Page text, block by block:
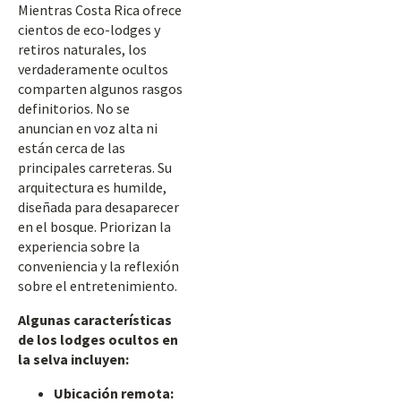
Mientras Costa Rica ofrece
cientos de eco-lodges y
retiros naturales, los
verdaderamente ocultos
comparten algunos rasgos
definitorios. No se
anuncian en voz alta ni
están cerca de las
principales carreteras. Su
arquitectura es humilde,
diseñada para desaparecer
en el bosque. Priorizan la
experiencia sobre la
conveniencia y la reflexión
sobre el entretenimiento.
Algunas características
de los lodges ocultos en
la selva incluyen:
Ubicación remota: